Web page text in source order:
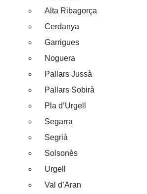
Alta Ribagorça
Cerdanya
Garrigues
Noguera
Pallars Jussà
Pallars Sobirà
Pla d’Urgell
Segarra
Segrià
Solsonès
Urgell
Val d’Aran